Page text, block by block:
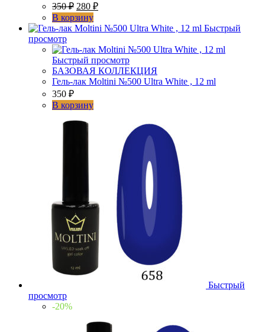
350₽ 280 ₽
В корзину
Быстрый
просмотр
Быстрый просмотр
БАЗОВАЯ КОЛЛЕКЦИЯ
Гель-лак Moltini №500 Ultra White , 12 ml
350 ₽
В корзину
Быстрый
просмотр
-20%